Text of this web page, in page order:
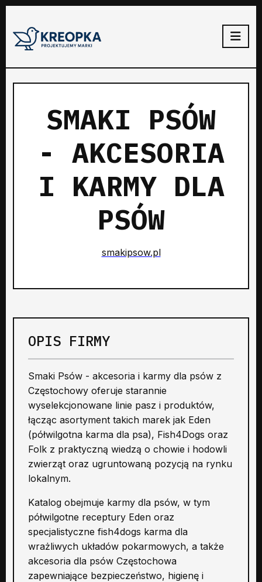
SMAKI PSÓW
- AKCESORIA
I KARMY DLA
PSÓW
smakipsow.pl
OPIS FIRMY
Smaki Psów - akcesoria i karmy dla psów z
Częstochowy oferuje starannie
wyselekcjonowane linie pasz i produktów,
łącząc asortyment takich marek jak Eden
(półwilgotna karma dla psa), Fish4Dogs oraz
Folk z praktyczną wiedzą o chowie i hodowli
zwierząt oraz ugruntowaną pozycją na rynku
lokalnym.
Katalog obejmuje karmy dla psów, w tym
półwilgotne receptury Eden oraz
specjalistyczne fish4dogs karma dla
wrażliwych układów pokarmowych, a także
akcesoria dla psów Częstochowa
zapewniające bezpieczeństwo, higienę i